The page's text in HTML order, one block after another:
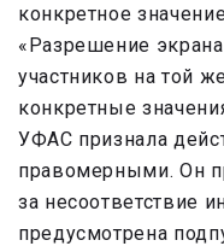
конкретное
«Разрешение
участников на той
конкретные
УФАС признала
правомерными. Он
за несоответствие
предусмотрена